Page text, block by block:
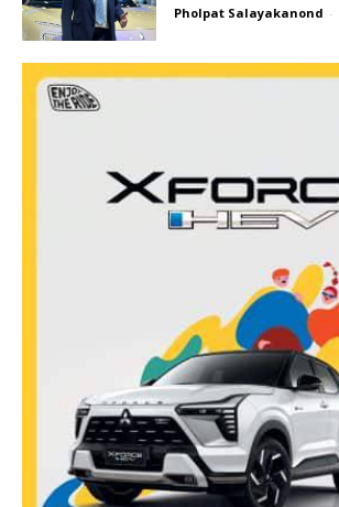
Pholpat Salayakanond -